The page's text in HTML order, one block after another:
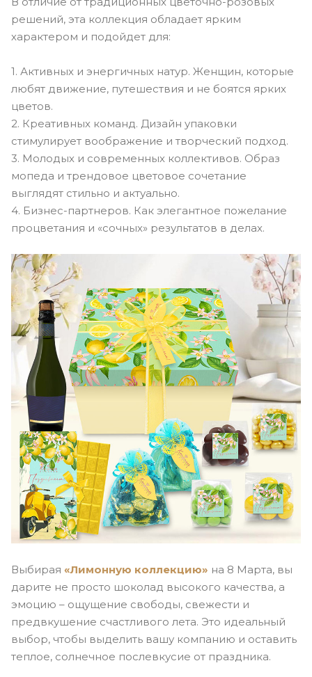
решений, эта коллекция обладает ярким
характером и подойдет для:
1. Активных и энергичных натур. Женщин, которые
любят движение, путешествия и не боятся ярких
цветов.
2. Креативных команд. Дизайн упаковки
стимулирует воображение и творческий подход.
3. Молодых и современных коллективов. Образ
мопеда и трендовое цветовое сочетание
выглядят стильно и актуально.
4. Бизнес-партнеров. Как элегантное пожелание
процветания и «сочных» результатов в делах.
Выбирая «Лимонную коллекцию» на 8 Марта, вы
дарите не просто шоколад высокого качества, а
эмоцию – ощущение свободы, свежести и
предвкушение счастливого лета. Это идеальный
выбор, чтобы выделить вашу компанию и оставить
теплое, солнечное послевкусие от праздника.